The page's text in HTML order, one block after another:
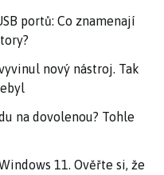
portů: Co znamenají
nový nástroj. Tak
na dovolenou? Tohle
11. Ověřte si, že